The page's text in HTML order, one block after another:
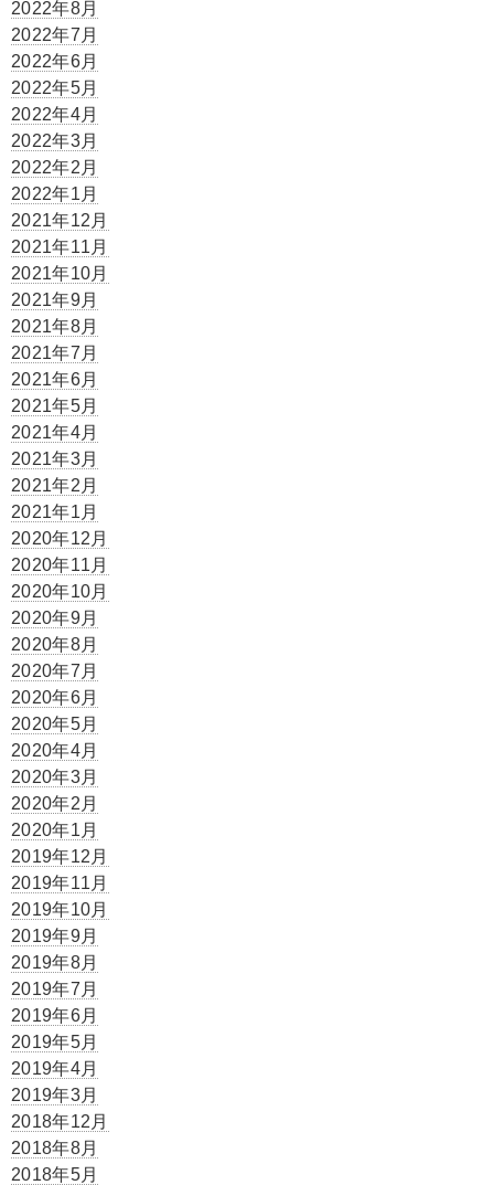
2022年8月
2022年7月
2022年6月
2022年5月
2022年4月
2022年3月
2022年2月
2022年1月
2021年12月
2021年11月
2021年10月
2021年9月
2021年8月
2021年7月
2021年6月
2021年5月
2021年4月
2021年3月
2021年2月
2021年1月
2020年12月
2020年11月
2020年10月
2020年9月
2020年8月
2020年7月
2020年6月
2020年5月
2020年4月
2020年3月
2020年2月
2020年1月
2019年12月
2019年11月
2019年10月
2019年9月
2019年8月
2019年7月
2019年6月
2019年5月
2019年4月
2019年3月
2018年12月
2018年8月
2018年5月